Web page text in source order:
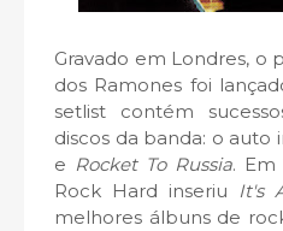
Gravado em Londres, o
dos Ramones foi
setlist contém
discos da banda: o auto
e Rocket To Russia. Em
Rock Hard inseriu It's
melhores álbuns de